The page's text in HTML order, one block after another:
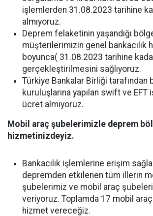
işlemlerden 31.08.2023 tarihine
almıyoruz.
Deprem felaketinin yaşandığı
müşterilerimizin genel bankacılık
boyunca( 31.08.2023 tarihine
gerçekleştirilmesini sağlıyoruz.
Türkiye Bankalar Birliği tarafından
kuruluşlarına yapılan swift ve EFT
ücret almıyoruz.
Mobil araç şubelerimizle deprem
hizmetinizdeyiz.
Bankacılık işlemlerine erişim
depremden etkilenen tüm illerin
şubelerimiz ve mobil araç
veriyoruz. Toplamda 17 mobil
hizmet vereceğiz.